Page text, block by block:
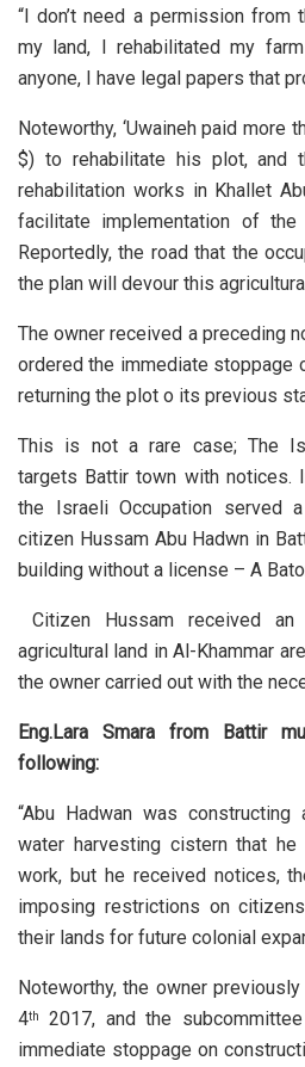
“I don’t need a permission from
my land, I rehabilitated my
anyone, I have legal papers that
Noteworthy, ‘Uwaineh paid more
$) to rehabilitate his plot, and
rehabilitation works in Khallet
facilitate implementation of the
Reportedly, the road that the
the plan will devour this
The owner received a preceding
ordered the immediate stoppage
returning the plot o its previous
This is not a rare case; The
targets Battir town with notices.
the Israeli Occupation served
citizen Hussam Abu Hadwn in
building without a license – A
Citizen Hussam received
agricultural land in Al-Khammar
the owner carried out with the
Eng.Lara Smara from Battir
following:
“Abu Hadwan was constructing
water harvesting cistern that
work, but he received notices,
imposing restrictions on
their lands for future colonial
Noteworthy, the owner
4th
2017, and the
immediate stoppage on